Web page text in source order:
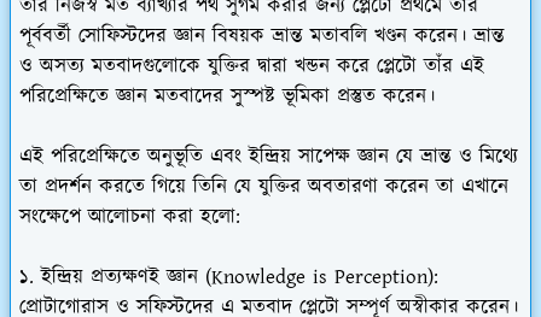
পূর্ববর্তী সোফিস্টদের জ্ঞান বিষয়ক ভ্রান্ত মতাবলি খণ্ডন করেন। ভ্রান্ত
ও অসত্য মতবাদগুলোকে যুক্তির দ্বারা খন্ডন করে প্লেটো তাঁর এই
পরিপ্রেক্ষিতে জ্ঞান মতবাদের সুস্পষ্ট ভূমিকা প্রস্তুত করেন।
এই পরিপ্রেক্ষিতে অনুভূতি এবং ইন্দ্রিয় সাপেক্ষ জ্ঞান যে ভ্রান্ত ও মিথ্যে
তা প্রদর্শন করতে গিয়ে তিনি যে যুক্তির অবতারণা করেন তা এখানে
সংক্ষেপে আলোচনা করা হলো:
১. ইন্দ্রিয় প্রত্যক্ষণই জ্ঞান (Knowledge is Perception):
প্রোটাগোরাস ও সফিস্টদের এ মতবাদ প্লেটো সম্পূর্ণ অস্বীকার করেন।